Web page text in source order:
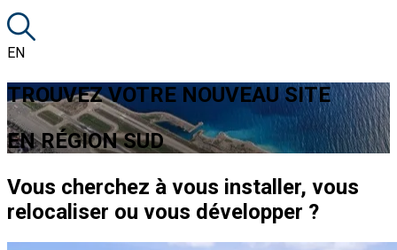
EN
TROUVEZ VOTRE NOUVEAU SITE
EN RÉGION SUD
Vous cherchez à vous installer, vous
relocaliser ou vous développer ?